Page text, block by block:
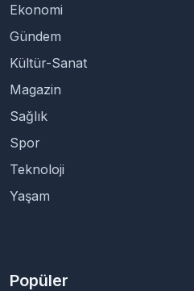
Ekonomi
Gündem
Kültür-Sanat
Magazin
Sağlık
Spor
Teknoloji
Yaşam
Popüler